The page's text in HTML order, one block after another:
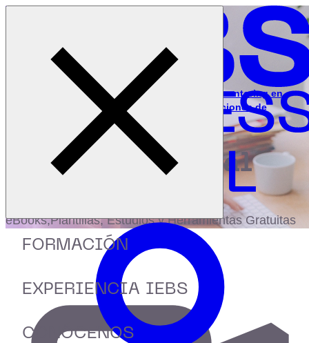
FORMACIÓN
EXPERIENCIA IEBS
CONÓCENOS
Inicio
Recursos
Webinar: Aplicaciones del coaching y mentoring en
RRHH: El método GROW y las Conversaciones de
bibliotecadigital
Accede a más de 150 Recursos, Guías,
eBooks,Plantillas, Estudios y Herramientas Gratuitas